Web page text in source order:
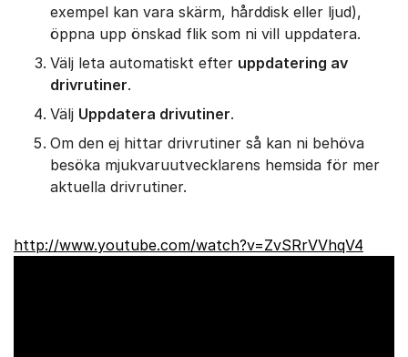
exempel kan vara skärm, hårddisk eller ljud),
öppna upp önskad flik som ni vill uppdatera.
Välj leta automatiskt efter uppdatering av
drivrutiner.
Välj Uppdatera drivutiner.
Om den ej hittar drivrutiner så kan ni behöva
besöka mjukvaruutvecklarens hemsida för mer
aktuella drivrutiner.
http://www.youtube.com/watch?v=ZvSRrVVhqV4